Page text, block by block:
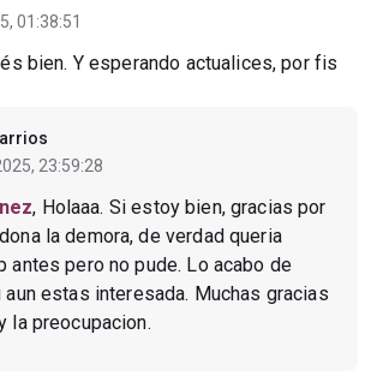
01:38:51
bien. Y esperando actualices, por fis
23:59:28
, Holaaa. Si estoy bien, gracias por
la demora, de verdad queria
antes pero no pude. Lo acabo de
estas interesada. Muchas gracias
la preocupacion.